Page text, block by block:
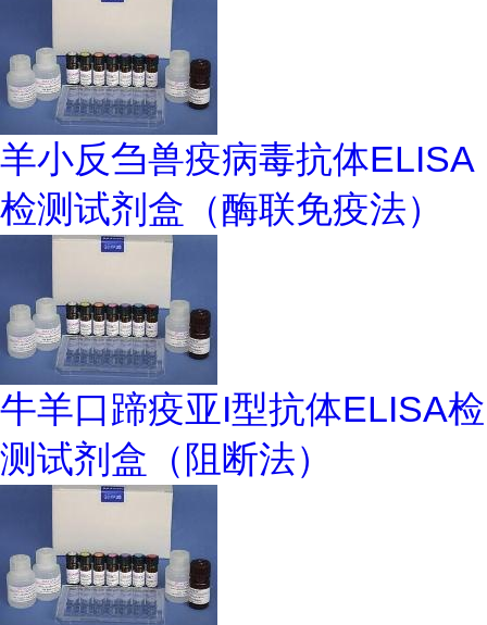
羊小反刍兽疫病毒抗体ELISA
检测试剂盒（酶联免疫法）
牛羊口蹄疫亚I型抗体ELISA检
测试剂盒（阻断法）